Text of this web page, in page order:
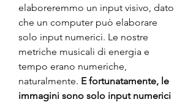
elaboreremmo un input visivo, dato
che un computer può elaborare
solo input numerici. Le nostre
metriche musicali di energia e
tempo erano numeriche,
naturalmente. E fortunatamente, le
immagini sono solo input numerici